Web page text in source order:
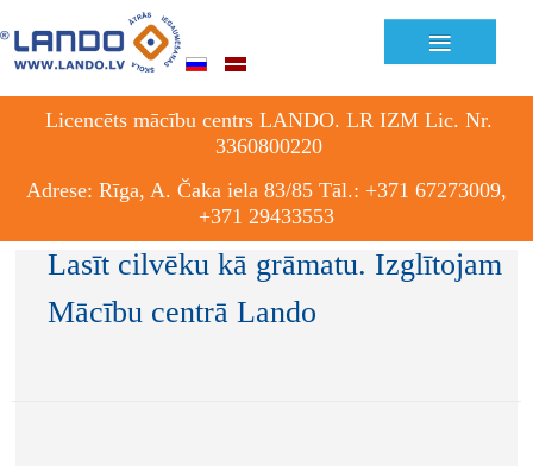
≡
Licencēts mācību centrs LANDO. LR IZM Lic. Nr.
3360800220
Adrese: Rīga, A. Čaka iela 83/85 Tāl.: +371 67273009,
+371 29433553
Lasīt cilvēku kā grāmatu. Izglītojam
Mācību centrā Lando